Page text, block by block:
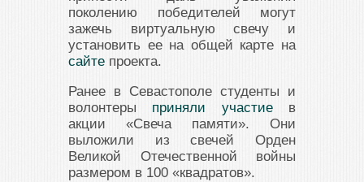
поколению победителей могут
зажечь виртуальную свечу и
установить ее на общей карте на
сайте проекта.
Ранее в Севастополе студенты и
волонтеры приняли участиев
акции «Свеча памяти». Они
выложили из свечей Орден
Великой Отечественной войны
размером в 100 «квадратов».